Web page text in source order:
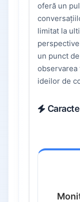
oferă un
limitat la
un punct
observarea
ideilor de